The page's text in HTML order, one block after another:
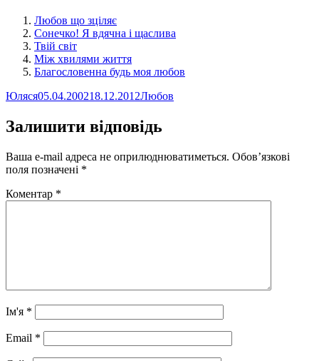
Любов що зціляє
Сонечко! Я вдячна і щаслива
Твій світ
Між хвилями життя
Благословенна будь моя любов
Автор
ЮлясяОприлюднено
05.04.200218.12.2012Категорії
Любов
Залишити відповідь
Ваша e-mail адреса не оприлюднюватиметься. Обов’язкові
поля позначені *
Коментар *
Ім'я *
Email *